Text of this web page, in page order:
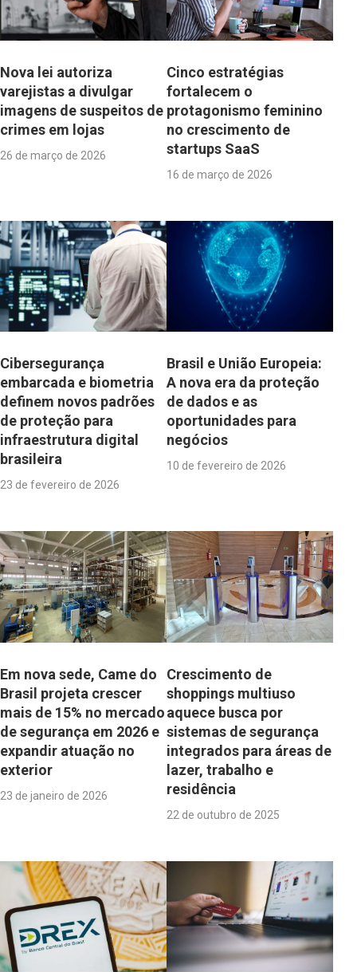
Nova lei autoriza
varejistas a divulgar
imagens de suspeitos de
crimes em lojas
26 de março de 2026
Cinco estratégias
fortalecem o
protagonismo feminino
no crescimento de
startups SaaS
16 de março de 2026
Cibersegurança
embarcada e biometria
definem novos padrões
de proteção para
infraestrutura digital
brasileira
23 de fevereiro de 2026
Brasil e União Europeia:
A nova era da proteção
de dados e as
oportunidades para
negócios
10 de fevereiro de 2026
Em nova sede, Came do
Brasil projeta crescer
mais de 15% no mercado
de segurança em 2026 e
expandir atuação no
exterior
23 de janeiro de 2026
Crescimento de
shoppings multiuso
aquece busca por
sistemas de segurança
integrados para áreas de
lazer, trabalho e
residência
22 de outubro de 2025